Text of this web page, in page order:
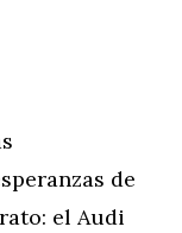
de
el Audi